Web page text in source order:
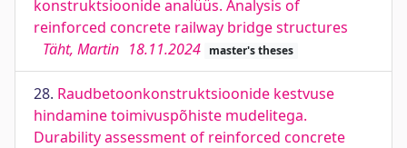
konstruktsioonide analüüs. Analysis of
reinforced concrete railway bridge structures
Täht, Martin 18.11.2024 master's theses
28. Raudbetoonkonstruktsioonide kestvuse
hindamine toimivuspõhiste mudelitega.
Durability assessment of reinforced concrete